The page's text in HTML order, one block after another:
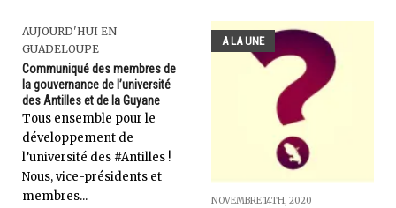
AUJOURD'HUI EN
GUADELOUPE
Communiqué des membres de
la gouvernance de l’université
des Antilles et de la Guyane
Tous ensemble pour le
développement de
l’université des #Antilles !
Nous, vice-présidents et
membres...
A LA UNE
NOVEMBRE 14TH, 2020